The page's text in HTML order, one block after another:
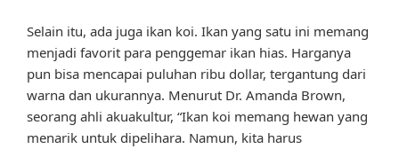
Selain itu, ada juga ikan koi. Ikan yang satu ini memang
menjadi favorit para penggemar ikan hias. Harganya
pun bisa mencapai puluhan ribu dollar, tergantung dari
warna dan ukurannya. Menurut Dr. Amanda Brown,
seorang ahli akuakultur, “Ikan koi memang hewan yang
menarik untuk dipelihara. Namun, kita harus